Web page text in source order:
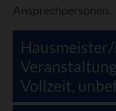
Ansprechpersonen.
Vollzeit,